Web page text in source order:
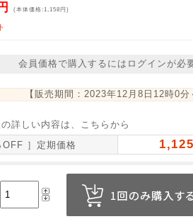
(本体価格:1,158円)
会員価格で購入するにはログインが必
【販売期間： 2023年12月8日12時0分
詳しい内容は、こちらから
OFF ］定期価格